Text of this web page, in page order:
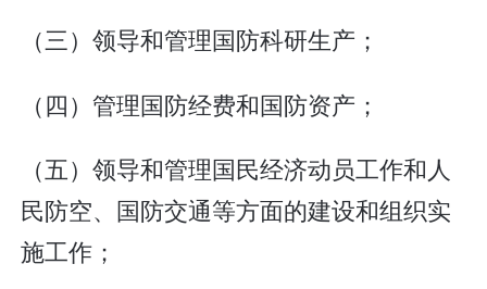
（三）领导和管理国防科研生产；
（四）管理国防经费和国防资产；
（五）领导和管理国民经济动员工作和人
民防空、国防交通等方面的建设和组织实
施工作；